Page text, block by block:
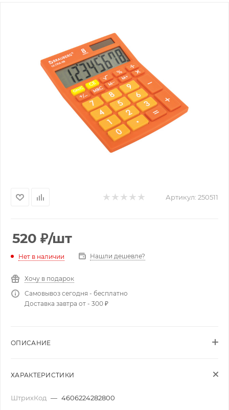
Артикул: 250511
520 ₽/шт
Нет в наличии Нашли дешевле?
Хочу в подарок
Самовывоз сегодня - бесплатно
Доставка завтра от - 300 ₽
ОПИСАНИЕ
ХАРАКТЕРИСТИКИ
ШтрихКод — 4606224282800